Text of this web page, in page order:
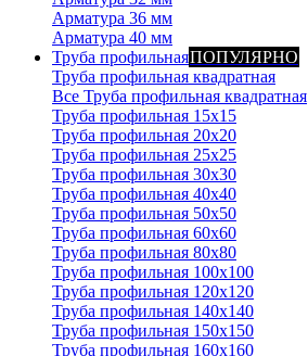
Арматура 36 мм
Арматура 40 мм
Труба профильнаяПОПУЛЯРНО
Труба профильная квадратная
Все Труба профильная квадратная
Труба профильная 15х15
Труба профильная 20x20
Труба профильная 25x25
Труба профильная 30x30
Труба профильная 40x40
Труба профильная 50x50
Труба профильная 60x60
Труба профильная 80x80
Труба профильная 100x100
Труба профильная 120x120
Труба профильная 140х140
Труба профильная 150х150
Труба профильная 160х160